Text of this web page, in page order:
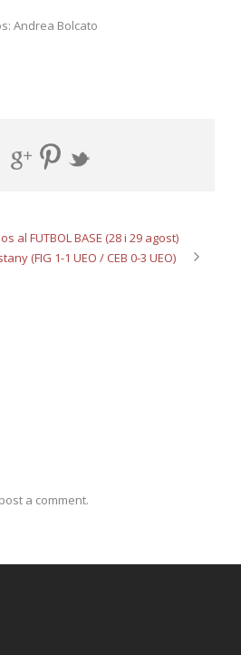
Andrea Bolcato
al FUTBOL BASE (28 i 29 agost)
(FIG 1-1 UEO / CEB 0-3 UEO)
a comment.